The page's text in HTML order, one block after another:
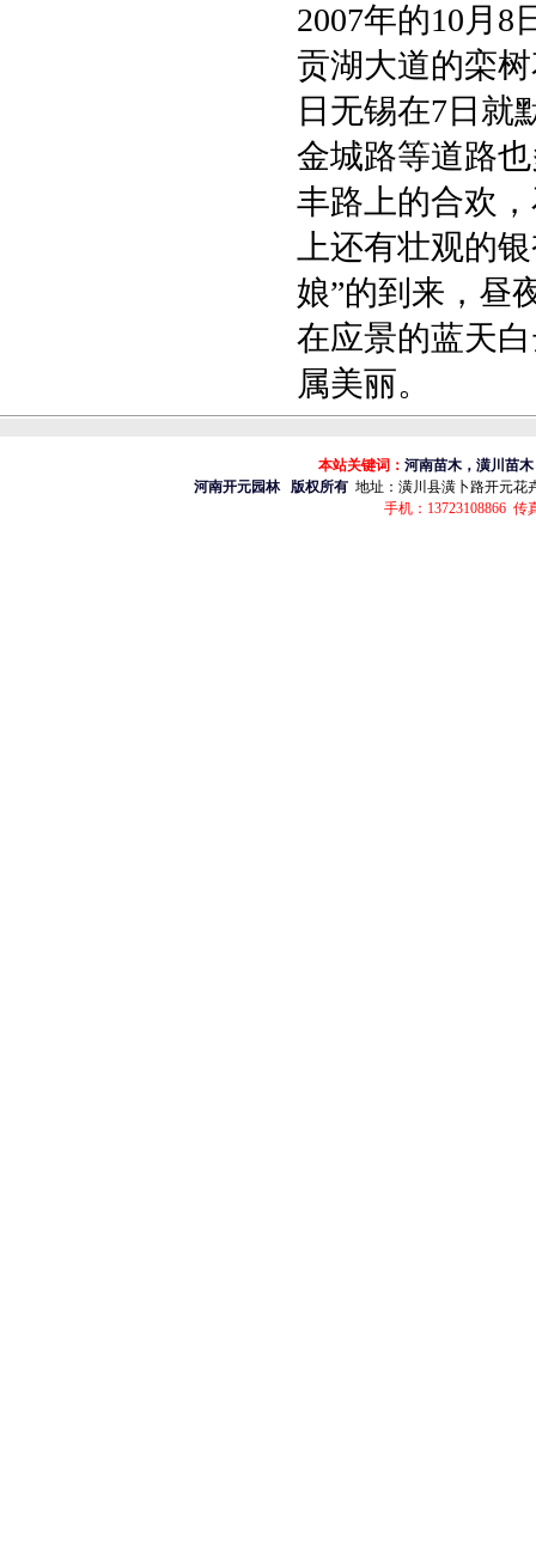
2007年的10月
贡湖大道的栾
日无锡在7日就
金城路等道路
丰路上的合欢
上还有壮观的
娘”的到来，昼
在应景的蓝天
属美丽。
本站关键词： 河南苗木，潢川苗
河南开元园林 版权所有 地址：潢川县潢卜路开元花
手机：13723108866 传